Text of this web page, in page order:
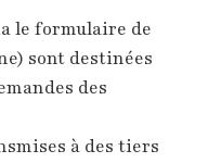
le formulaire de
sont destinées
des
à des tiers